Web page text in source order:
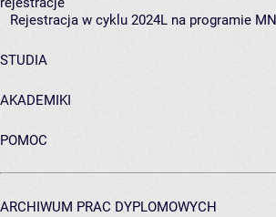
Rejestracja w cyklu 2024L na programie
STUDIA
AKADEMIKI
POMOC
ARCHIWUM PRAC DYPLOMOWYCH